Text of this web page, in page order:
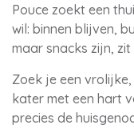
Pouce zoekt een
wil: binnen blijven,
maar snacks zijn,
Zoek je een
kater met een hart
precies de